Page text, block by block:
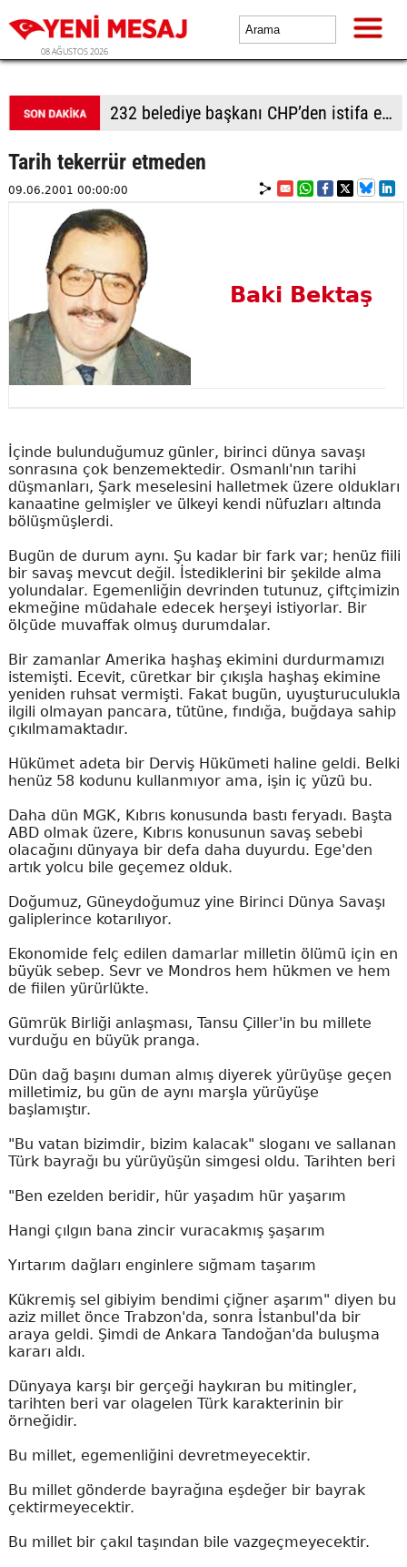
08 AĞUSTOS 2026
232 belediye başkanı CHP’den istifa etti
Tarih tekerrür etmeden
09.06.2001 00:00:00
Baki Bektaş
İçinde bulunduğumuz günler, birinci dünya savaşı
sonrasına çok benzemektedir. Osmanlı'nın tarihi
düşmanları, Şark meselesini halletmek üzere oldukları
kanaatine gelmişler ve ülkeyi kendi nüfuzları altında
bölüşmüşlerdi.
Bugün de durum aynı. Şu kadar bir fark var; henüz fiili
bir savaş mevcut değil. İstediklerini bir şekilde alma
yolundalar. Egemenliğin devrinden tutunuz, çiftçimizin
ekmeğine müdahale edecek herşeyi istiyorlar. Bir
ölçüde muvaffak olmuş durumdalar.
Bir zamanlar Amerika haşhaş ekimini durdurmamızı
istemişti. Ecevit, cüretkar bir çıkışla haşhaş ekimine
yeniden ruhsat vermişti. Fakat bugün, uyuşturuculukla
ilgili olmayan pancara, tütüne, fındığa, buğdaya sahip
çıkılmamaktadır.
Hükümet adeta bir Derviş Hükümeti haline geldi. Belki
henüz 58 kodunu kullanmıyor ama, işin iç yüzü bu.
Daha dün MGK, Kıbrıs konusunda bastı feryadı. Başta
ABD olmak üzere, Kıbrıs konusunun savaş sebebi
olacağını dünyaya bir defa daha duyurdu. Ege'den
artık yolcu bile geçemez olduk.
Doğumuz, Güneydoğumuz yine Birinci Dünya Savaşı
galiplerince kotarılıyor.
Ekonomide felç edilen damarlar milletin ölümü için en
büyük sebep. Sevr ve Mondros hem hükmen ve hem
de fiilen yürürlükte.
Gümrük Birliği anlaşması, Tansu Çiller'in bu millete
vurduğu en büyük pranga.
Dün dağ başını duman almış diyerek yürüyüşe geçen
milletimiz, bu gün de aynı marşla yürüyüşe
başlamıştır.
"Bu vatan bizimdir, bizim kalacak" sloganı ve sallanan
Türk bayrağı bu yürüyüşün simgesi oldu. Tarihten beri
"Ben ezelden beridir, hür yaşadım hür yaşarım
Hangi çılgın bana zincir vuracakmış şaşarım
Yırtarım dağları enginlere sığmam taşarım
Kükremiş sel gibiyim bendimi çiğner aşarım" diyen bu
aziz millet önce Trabzon'da, sonra İstanbul'da bir
araya geldi. Şimdi de Ankara Tandoğan'da buluşma
kararı aldı.
Dünyaya karşı bir gerçeği haykıran bu mitingler,
tarihten beri var olagelen Türk karakterinin bir
örneğidir.
Bu millet, egemenliğini devretmeyecektir.
Bu millet gönderde bayrağına eşdeğer bir bayrak
çektirmeyecektir.
Bu millet bir çakıl taşından bile vazgeçmeyecektir.